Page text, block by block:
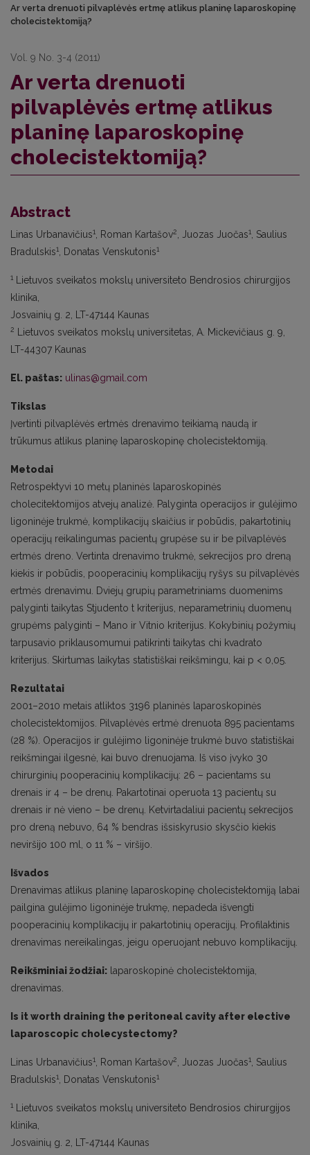
Ar verta drenuoti pilvaplėvės ertmę atlikus planinę laparoskopinę
cholecistektomiją?
Vol. 9 No. 3-4 (2011)
Ar verta drenuoti
pilvaplėvės ertmę atlikus
planinę laparoskopinę
cholecistektomiją?
Abstract
Linas Urbanavičius1 , Roman Kartašov2 , Juozas Juočas1
, Saulius
Bradulskis1 , Donatas Venskutonis1
1
Lietuvos sveikatos mokslų universiteto Bendrosios chirurgijos
klinika,
Josvainių g. 2, LT-47144 Kaunas
2
Lietuvos sveikatos mokslų universitetas, A. Mickevičiaus g. 9,
LT-44307 Kaunas
El. paštas: ulinas@gmail.com
Tikslas
Įvertinti pilvaplėvės ertmės drenavimo teikiamą naudą ir
trūkumus atlikus planinę laparoskopinę cholecistektomiją.
Metodai
Retrospektyvi 10 metų planinės laparoskopinės
cholecitektomijos atvejų analizė. Palyginta operacijos ir gulėjimo
ligoninėje trukmė, komplikacijų skaičius ir pobūdis, pakartotinių
operacijų reikalingumas pacientų grupėse su ir be pilvaplėvės
ertmės dreno. Vertinta drenavimo trukmė, sekrecijos pro dreną
kiekis ir pobūdis, pooperacinių komplikacijų ryšys su pilvaplėvės
ertmės drenavimu. Dviejų grupių parametriniams duomenims
palyginti taikytas Stjudento t kriterijus, neparametrinių duomenų
grupėms palyginti – Mano ir Vitnio kriterijus. Kokybinių požymių
tarpusavio priklausomumui patikrinti taikytas chi kvadrato
kriterijus. Skirtumas laikytas statistiškai reikšmingu, kai p < 0,05.
Rezultatai
2001–2010 metais atliktos 3196 planinės laparoskopinės
cholecistektomijos. Pilvaplėvės ertmė drenuota 895 pacientams
(28 %). Operacijos ir gulėjimo ligoninėje trukmė buvo statistiškai
reikšmingai ilgesnė, kai buvo drenuojama. Iš viso įvyko 30
chirurginių pooperacinių komplikacijų: 26 – pacientams su
drenais ir 4 – be drenų. Pakartotinai operuota 13 pacientų su
drenais ir nė vieno – be drenų. Ketvirtadaliui pacientų sekrecijos
pro dreną nebuvo, 64 % bendras išsiskyrusio skysčio kiekis
neviršijo 100 ml, o 11 % – viršijo.
Išvados
Drenavimas atlikus planinę laparoskopinę cholecistektomiją labai
pailgina gulėjimo ligoninėje trukmę, nepadeda išvengti
pooperacinių komplikacijų ir pakartotinių operacijų. Profilaktinis
drenavimas nereikalingas, jeigu operuojant nebuvo komplikacijų.
Reikšminiai žodžiai: laparoskopinė cholecistektomija,
drenavimas.
Is it worth draining the peritoneal cavity after elective
laparoscopic cholecystectomy?
Linas Urbanavičius1 , Roman Kartašov2 , Juozas Juočas1
, Saulius
Bradulskis1 , Donatas Venskutonis1
1
Lietuvos sveikatos mokslų universiteto Bendrosios chirurgijos
klinika,
Josvainių g. 2, LT-47144 Kaunas